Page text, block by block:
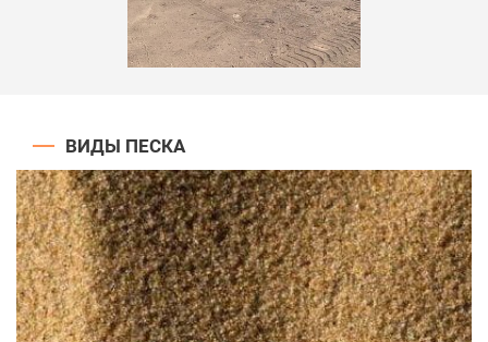
ВИДЫ ПЕСКА